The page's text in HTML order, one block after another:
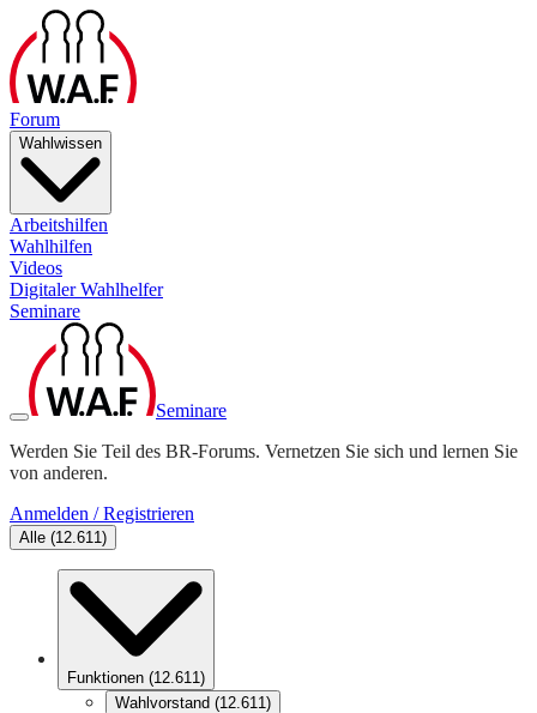
Forum
Wahlwissen
Arbeitshilfen
Wahlhilfen
Videos
Digitaler Wahlhelfer
Seminare
Seminare
Werden Sie Teil des BR-Forums. Vernetzen Sie sich und lernen Sie
von anderen.
Anmelden / Registrieren
Alle (12.611)
Funktionen (12.611)
Wahlvorstand (12.611)